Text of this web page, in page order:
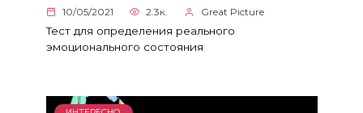
10/05/2021 2.3к. Great Picture
Тест для определения реального
эмоционального состояния